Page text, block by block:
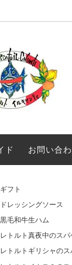
ル商品
配送
スパゲティ
！定期便 イルキ
380g
ド お問い合
ギフト
ドレッシングソース
黒毛和牛生ハム
レトルト真夜中のスパ
レトルトギリシャのス